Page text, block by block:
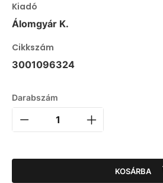
Kiadó
Álomgyár K.
Cikkszám
3001096324
Darabszám
KOSÁRBA